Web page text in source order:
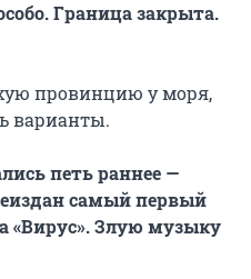
Граница закрыта.
провинцию у моря,
варианты.
петь раннее —
самый первый
«Вирус». Злую музыку